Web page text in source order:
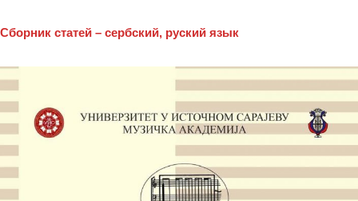
Сборник статей – сербский, руский язык